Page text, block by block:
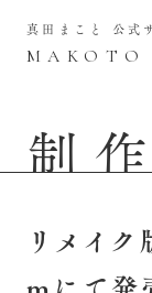
真田まこと 公式
MAKOTO
制
リメイ